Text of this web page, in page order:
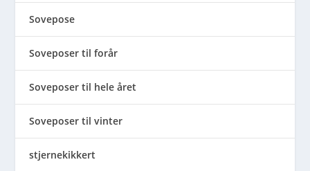
Sovepose
Soveposer til forår
Soveposer til hele året
Soveposer til vinter
stjernekikkert